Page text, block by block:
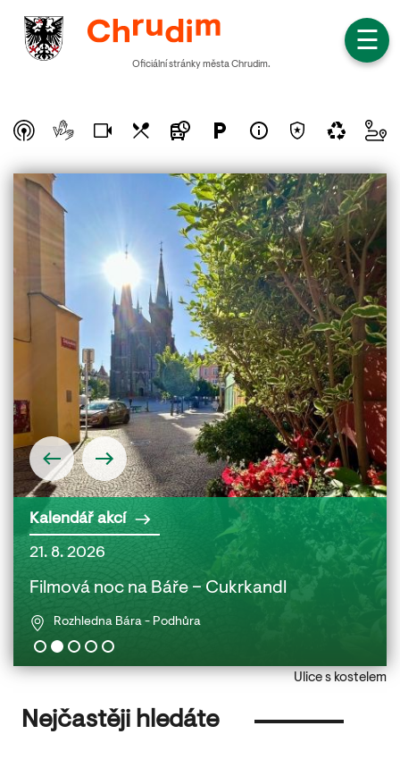
☰
Oficiální stránky města Chrudim.
Kalendář akcí
21. 8. 2026
Filmová noc na Báře – Cukrkandl
Rozhledna Bára - Podhůra
22.
Ulice s kostelem
Nejčastěji hledáte